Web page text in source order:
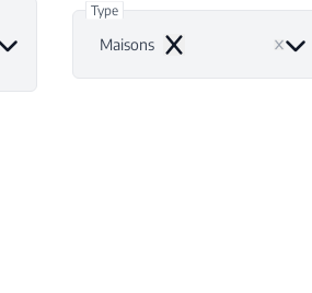
Type
Maisons
Remove